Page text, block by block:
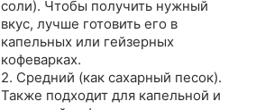
соли). Чтобы получить нужный
вкус, лучше готовить его в
капельных или гейзерных
кофеварках.
2. Средний (как сахарный песок).
Также подходит для капельной и